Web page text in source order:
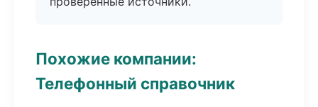
Похожие компании:
Телефонный справочник